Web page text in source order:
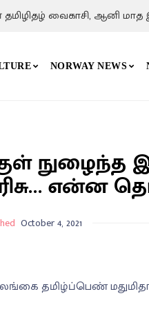
வைகாசி, ஆனி மாத
NORWAY NEWS
என்ன
October 4, 2021
தமிழ்ப்பெண்